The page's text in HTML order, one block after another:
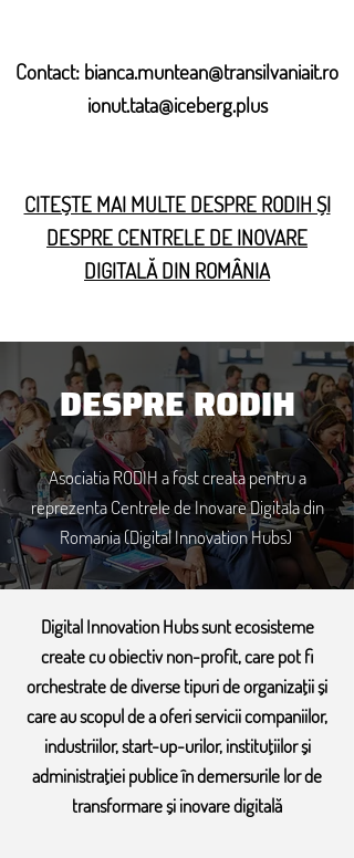
Contact: bianca.muntean@transilvaniait.ro
ionut.tata@iceberg.plus
CITEȘTE MAI MULTE DESPRE RODIH ȘI
DESPRE CENTRELE DE INOVARE
DIGITALĂ DIN ROMÂNIA
DESPRE RODIH
Asociatia RODIH a fost creata pentru a
reprezenta Centrele de Inovare Digitala din
Romania (Digital Innovation Hubs)
Digital Innovation Hubs sunt ecosisteme
create cu obiectiv non-profit, care pot fi
orchestrate de diverse tipuri de organizații și
care au scopul de a oferi servicii companiilor,
industriilor, start-up-urilor, instituțiilor și
administrației publice în demersurile lor de
transformare și inovare digitală